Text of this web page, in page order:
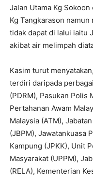
Jalan Utama Kg
Kg Tangkarason
tidak dapat di lalui iaitu
akibat air melimpah
Kasim turut
terdiri daripada
(PDRM), Pasukan Polis
Pertahanan Awam
Malaysia (ATM),
(JBPM), Jawatankuasa
Kampung (JPKK), Unit
Masyarakat (UPPM),
(RELA), Kementerian